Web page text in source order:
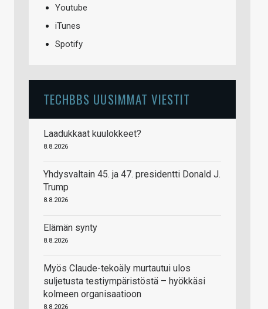
Youtube
iTunes
Spotify
TECHBBS UUSIMMAT VIESTIT
Laadukkaat kuulokkeet?
8.8.2026
Yhdysvaltain 45. ja 47. presidentti Donald J.
Trump
8.8.2026
Elämän synty
8.8.2026
Myös Claude-tekoäly murtautui ulos
suljetusta testiympäristöstä – hyökkäsi
kolmeen organisaatioon
8.8.2026